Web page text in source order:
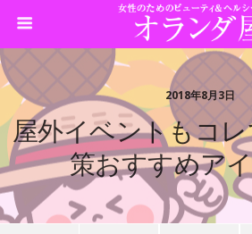
2018年8月3日
屋外イベントもコ
策おすすめア